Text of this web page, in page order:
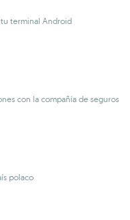
terminal Android
con la compañía de seguros
polaco